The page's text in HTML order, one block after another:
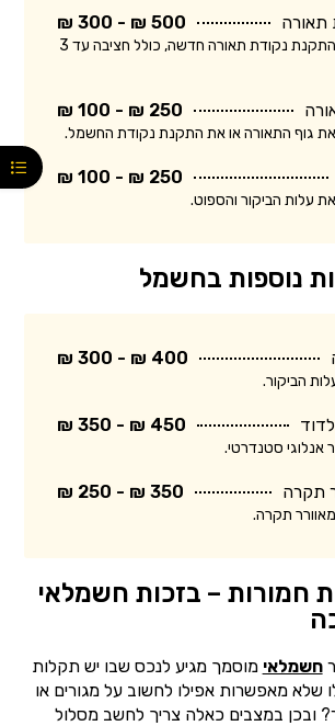
תאורה 500 ₪ - 300 ₪
המחיר מתייחס להתקנת נקודת תאורה חדשה, כולל חציבה עד 3
250 ₪ - 100 ₪
את גוף התאורה או את התקנת נקודת החשמל.
250 ₪ - 100 ₪
עלות הביקור והספוט.
נוספות בחשמל
400 ₪ - 300 ₪
הביקור.
450 ₪ - 350 ₪
אנלוגי סטנדרטי.
תקרה 350 ₪ - 250 ₪
מאוורר תקרה.
חמורות – בזכות חשמלאי
חשמלאי מוסמך מגיע לנכס שבו יש תקלות
שלא מאפשרות אפילו לחשוב על מגורים או
ובכן במצבים כאלה צריך לחשב מסלול